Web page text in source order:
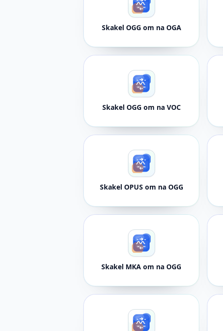
Skakel OGG om na OGA
Skakel OGG om na VOC
Skakel OPUS om na OGG
Skakel MKA om na OGG